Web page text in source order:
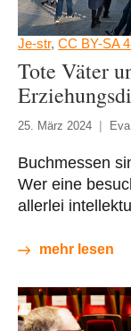
Je-str, CC BY-SA
Tote Väter
25. März 2024
Buchmessen
Wer eine
allerlei
mehr lesen